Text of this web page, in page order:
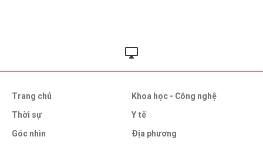
Trang chủ
Thời sự
Góc nhìn
Khoa học - Công nghệ
Y tế
Địa phương